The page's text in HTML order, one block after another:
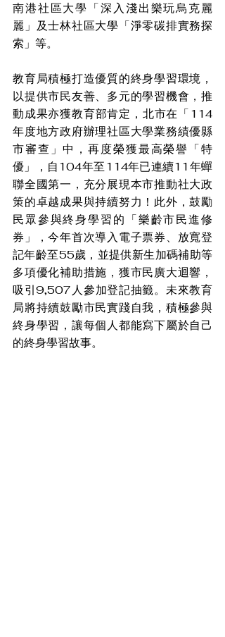
南港社區大學「深入淺出樂玩烏克麗
麗」及士林社區大學「淨零碳排實務探
索」等。
教育局積極打造優質的終身學習環境，
以提供市民友善、多元的學習機會，推
動成果亦獲教育部肯定，北市在「114
年度地方政府辦理社區大學業務績優縣
市審查」中，再度榮獲最高榮譽「特
優」，自104年至114年已連續11年蟬
聯全國第一，充分展現本市推動社大政
策的卓越成果與持續努力！此外，鼓勵
民眾參與終身學習的「樂齡市民進修
券」，今年首次導入電子票券、放寬登
記年齡至55歲，並提供新生加碼補助等
多項優化補助措施，獲市民廣大迴響，
吸引9,507人參加登記抽籤。未來教育
局將持續鼓勵市民實踐自我，積極參與
終身學習，讓每個人都能寫下屬於自己
的終身學習故事。